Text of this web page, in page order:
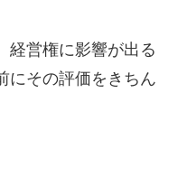
経営権に影響が出る
にその評価をきちん